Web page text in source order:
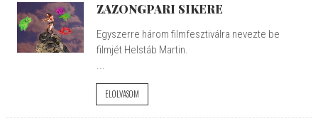
ZAZONGPARI SIKERE
Egyszerre három filmfesztiválra nevezte be
filmjét Helstáb Martin.
...
ELOLVASOM